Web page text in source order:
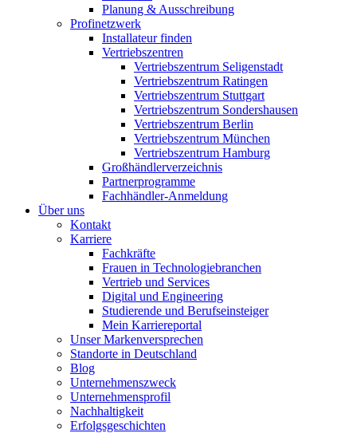
Planung & Ausschreibung
Profinetzwerk
Installateur finden
Vertriebszentren
Vertriebszentrum Seligenstadt
Vertriebszentrum Ratingen
Vertriebszentrum Stuttgart
Vertriebszentrum Sondershausen
Vertriebszentrum Berlin
Vertriebszentrum München
Vertriebszentrum Hamburg
Großhändlerverzeichnis
Partnerprogramme
Fachhändler-Anmeldung
Über uns
Kontakt
Karriere
Fachkräfte
Frauen in Technologiebranchen
Vertrieb und Services
Digital und Engineering
Studierende und Berufseinsteiger
Mein Karriereportal
Unser Markenversprechen
Standorte in Deutschland
Blog
Unternehmenszweck
Unternehmensprofil
Nachhaltigkeit
Erfolgsgeschichten